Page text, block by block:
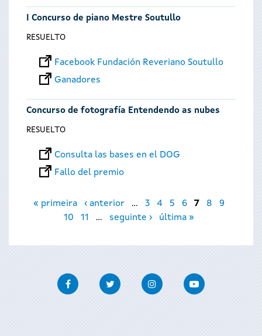
I Concurso de piano Mestre Soutullo
RESUELTO
Facebook Fundación Reveriano Soutullo
Ganadores
Concurso de fotografía Entendendo as nubes
RESUELTO
Consulta las bases en el DOG
Fallo del premio
Páginas
« primeira ‹ anterior … 3 4 5 6 7 8
9
10
11 … seguinte › última »
FacebookTwitter InstagramYoutube